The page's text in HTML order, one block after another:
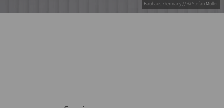
Bauhaus, Germany // © Stefan Müller